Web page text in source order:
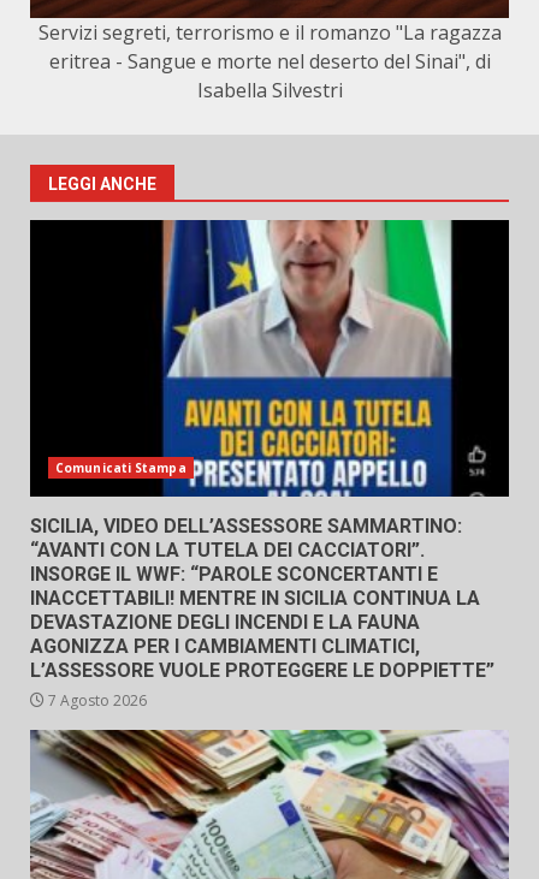
Servizi segreti, terrorismo e il romanzo "La ragazza
eritrea - Sangue e morte nel deserto del Sinai", di
Isabella Silvestri
LEGGI ANCHE
Comunicati Stampa
SICILIA, VIDEO DELL’ASSESSORE SAMMARTINO:
“AVANTI CON LA TUTELA DEI CACCIATORI”.
INSORGE IL WWF: “PAROLE SCONCERTANTI E
INACCETTABILI! MENTRE IN SICILIA CONTINUA LA
DEVASTAZIONE DEGLI INCENDI E LA FAUNA
AGONIZZA PER I CAMBIAMENTI CLIMATICI,
L’ASSESSORE VUOLE PROTEGGERE LE DOPPIETTE”
7 Agosto 2026